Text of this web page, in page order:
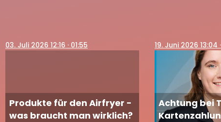
03. Juli 2026 12:16 · 01:55
Produkte für den Airfryer -
was braucht man wirklich?
19. Juni 2026 13:04
Achtung bei